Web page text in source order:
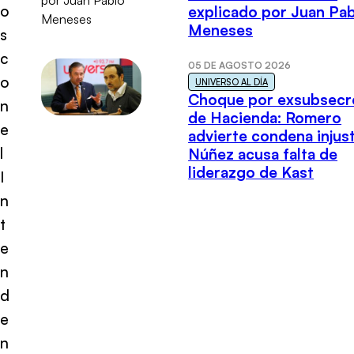
o
s
c
o
n
e
l
I
n
t
e
n
d
e
n
explicado por Juan
Meneses
05 DE AGOSTO 2026
UNIVERSO AL DÍA
Choque por
de Hacienda: Romero
advierte condena
Núñez acusa falta de
liderazgo de Kast